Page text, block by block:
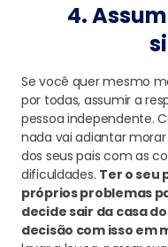
4.
Se você quer mesmo
por todas, assumir a
pessoa independente.
nada vai adiantar
dos seus pais com as
dificuldades. Ter o seu
próprios problemas
decide sair da casa
decisão com isso em